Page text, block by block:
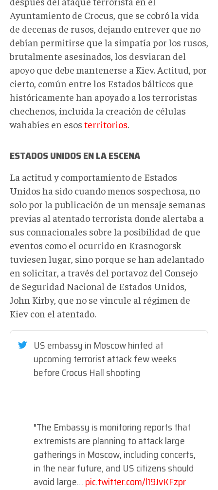
Ayuntamiento de Crocus, que se cobró la vida
de decenas de rusos, dejando entrever que no
debían permitirse que la simpatía por los rusos,
brutalmente asesinados, los desviaran del
apoyo que debe mantenerse a Kiev. Actitud, por
cierto, común entre los Estados bálticos que
históricamente han apoyado a los terroristas
chechenos, incluida la creación de células
wahabíes en esos territorios.
ESTADOS UNIDOS EN LA ESCENA
La actitud y comportamiento de Estados
Unidos ha sido cuando menos sospechosa, no
solo por la publicación de un mensaje semanas
previas al atentado terrorista donde alertaba a
sus connacionales sobre la posibilidad de que
eventos como el ocurrido en Krasnogorsk
tuviesen lugar, sino porque se han adelantado
en solicitar, a través del portavoz del Consejo
de Seguridad Nacional de Estados Unidos,
John Kirby, que no se vincule al régimen de
Kiev con el atentado.
US embassy in Moscow hinted at
upcoming terrorist attack few weeks
before Crocus Hall shooting
"The Embassy is monitoring reports that
extremists are planning to attack large
gatherings in Moscow, including concerts,
in the near future, and US citizens should
avoid large…pic.twitter.com/l19JvKFzpr